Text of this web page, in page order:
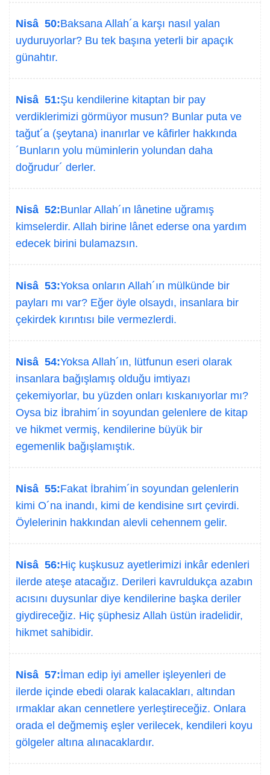
Nisâ 50:Baksana Allah´a karşı nasıl yalan
uyduruyorlar? Bu tek başına yeterli bir apaçık
günahtır.
Nisâ 51:Şu kendilerine kitaptan bir pay
verdiklerimizi görmüyor musun? Bunlar puta ve
tağut´a (şeytana) inanırlar ve kâfirler hakkında
´Bunların yolu müminlerin yolundan daha
doğrudur´ derler.
Nisâ 52:Bunlar Allah´ın lânetine uğramış
kimselerdir. Allah birine lânet ederse ona yardım
edecek birini bulamazsın.
Nisâ 53:Yoksa onların Allah´ın mülkünde bir
payları mı var? Eğer öyle olsaydı, insanlara bir
çekirdek kırıntısı bile vermezlerdi.
Nisâ 54:Yoksa Allah´ın, lütfunun eseri olarak
insanlara bağışlamış olduğu imtiyazı
çekemiyorlar, bu yüzden onları kıskanıyorlar mı?
Oysa biz İbrahim´in soyundan gelenlere de kitap
ve hikmet vermiş, kendilerine büyük bir
egemenlik bağışlamıştık.
Nisâ 55:Fakat İbrahim´in soyundan gelenlerin
kimi O´na inandı, kimi de kendisine sırt çevirdi.
Öylelerinin hakkından alevli cehennem gelir.
Nisâ 56:Hiç kuşkusuz ayetlerimizi inkâr edenleri
ilerde ateşe atacağız. Derileri kavruldukça azabın
acısını duysunlar diye kendilerine başka deriler
giydireceğiz. Hiç şüphesiz Allah üstün iradelidir,
hikmet sahibidir.
Nisâ 57:İman edip iyi ameller işleyenleri de
ilerde içinde ebedi olarak kalacakları, altından
ırmaklar akan cennetlere yerleştireceğiz. Onlara
orada el değmemiş eşler verilecek, kendileri koyu
gölgeler altına alınacaklardır.